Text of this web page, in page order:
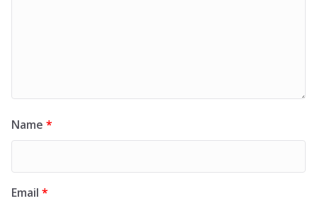
Name *
Email *